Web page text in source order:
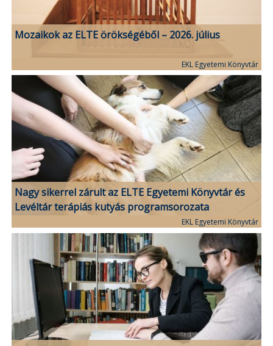
Mozaikok az ELTE örökségéből – 2026. július
EKL Egyetemi Könyvtár
Nagy sikerrel zárult az ELTE Egyetemi Könyvtár és
Levéltár terápiás kutyás programsorozata
EKL Egyetemi Könyvtár